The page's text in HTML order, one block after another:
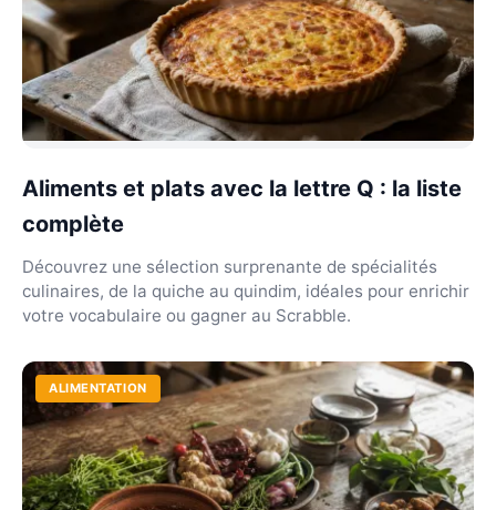
Aliments et plats avec la lettre Q : la liste
complète
Découvrez une sélection surprenante de spécialités
culinaires, de la quiche au quindim, idéales pour enrichir
votre vocabulaire ou gagner au Scrabble.
ALIMENTATION